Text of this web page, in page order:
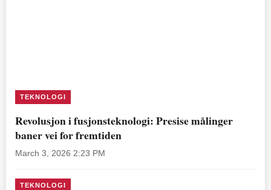
TEKNOLOGI
Revolusjon i fusjonsteknologi: Presise målinger
baner vei for fremtiden
March 3, 2026 2:23 PM
TEKNOLOGI